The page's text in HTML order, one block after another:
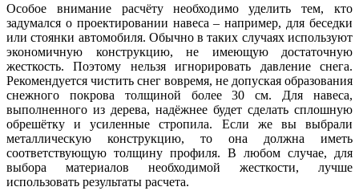
Особое внимание расчёту необходимо уделить тем, кто
задумался о проектировании навеса – например, для беседки
или стоянки автомобиля. Обычно в таких случаях используют
экономичную конструкцию, не имеющую достаточную
жесткость. Поэтому нельзя игнорировать давление снега.
Рекомендуется чистить снег вовремя, не допуская образования
снежного покрова толщиной более 30 см. Для навеса,
выполненного из дерева, надёжнее будет сделать сплошную
обрешётку и усиленные стропила. Если же вы выбрали
металлическую конструкцию, то она должна иметь
соответствующую толщину профиля. В любом случае, для
выбора материалов необходимой жесткости, лучше
использовать результаты расчета.